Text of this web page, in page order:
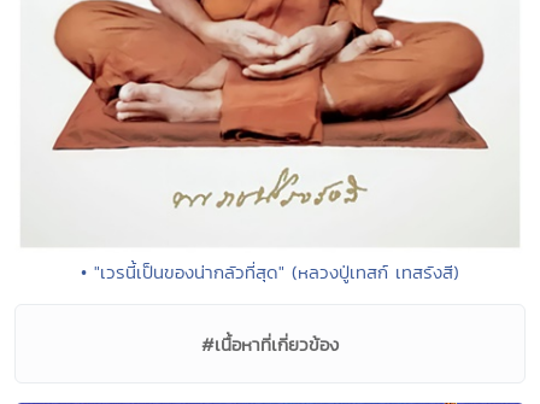
• "เวรนี้เป็นของน่ากลัวที่สุด" (หลวงปู่เทสก์ เทสรังสี)
#เนื้อหาที่เกี่ยวข้อง